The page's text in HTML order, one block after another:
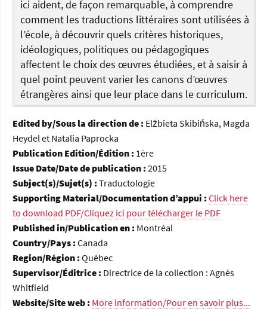
ici aident, de façon remarquable, à comprendre
comment les traductions littéraires sont utilisées à
l’école, à découvrir quels critères historiques,
idéologiques, politiques ou pédagogiques
affectent le choix des œuvres étudiées, et à saisir à
quel point peuvent varier les canons d’œuvres
étrangères ainsi que leur place dans le curriculum.
Edited by/Sous la direction de : Elżbieta Skibińska, Magda
Heydel et Natalia Paprocka
Publication Edition/Édition : 1ère
Issue Date/Date de publication :2015
Subject(s)/Sujet(s) :Traductologie
Supporting Material/Documentation d’appui :Click here
to download PDF/Cliquez ici pour télécharger le PDF
Published in/Publication en : Montréal
Country/Pays :Canada
Region/Région :Québec
Supervisor/Éditrice : Directrice de la collection : Agnès
Whitfield
Website/Site web : More information/Pour en savoir plus...